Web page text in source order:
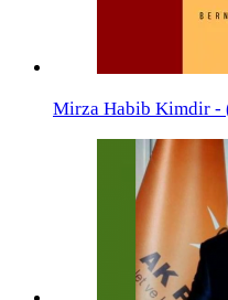
Mirza Habib Kimdir -